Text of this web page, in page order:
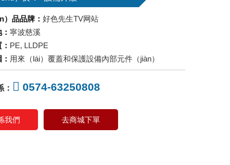
）品品牌：好色先生TV网站
：寧波慈溪
PE, LLDPE
用來（lái）覆蓋和保護設備內部元件（jiàn）
： 0574-63250808
我們 去商城下單